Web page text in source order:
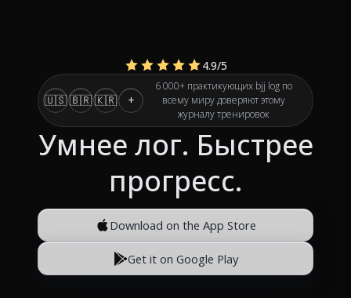
4.9/5
🇺🇸 🇧🇷 🇰🇷 +
6 000+ практикующих bjj log по
всему миру доверяют этому
журналу тренировок
Умнее лог. Быстрее
прогресс.
Download on the App Store
Get it on Google Play